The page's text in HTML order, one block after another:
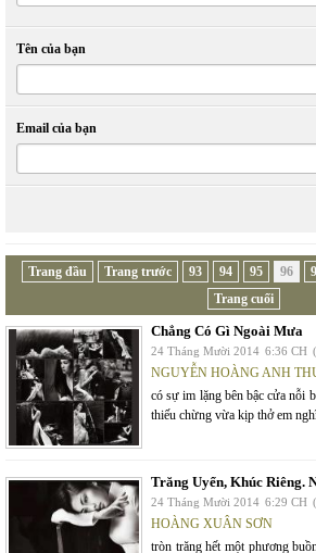
Tên của bạn
Email của bạn
Trang đầu Trang trước 93 94 95 96
Trang cuối
Chẳng Có Gì Ngoài Mưa
24 Tháng Mười 2014 6:36 CH
NGUYỄN HOÀNG ANH
có sự im lặng bên bậc cửa nỗi
thiếu chừng vừa kịp thở em
Trăng Uyển, Khúc Riêng.
24 Tháng Mười 2014 6:29 CH
HOÀNG XUÂN SƠN
tròn trăng hết một phương